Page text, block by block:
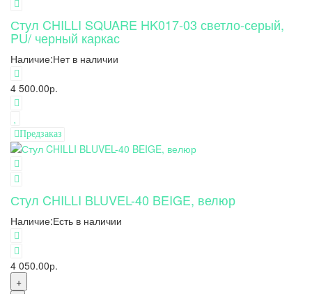
Стул CHILLI SQUARE HK017-03 светло-серый,
PU/ черный каркас
Наличие:Нет в наличии
4 500.00р.
Предзаказ
Стул CHILLI BLUVEL-40 BEIGE, велюр
Наличие:Есть в наличии
4 050.00р.
+